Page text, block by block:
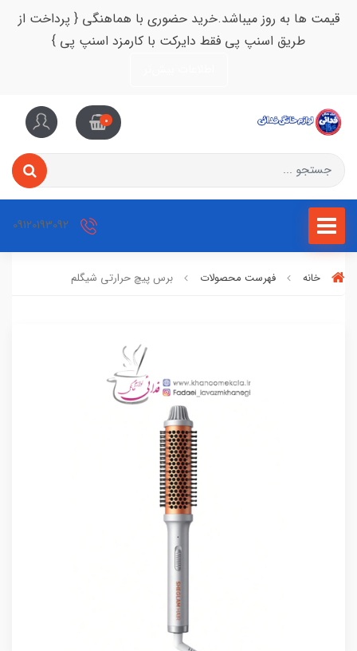
قیمت ها به روز میباشد.خرید حضوری با هماهنگی { پرداخت از
طریق اسنپ پی فقط دایرکت با کارمزد اسنپ پی }
0
خانه فهرست محصولات برس پیچ حرارتی شیگلم